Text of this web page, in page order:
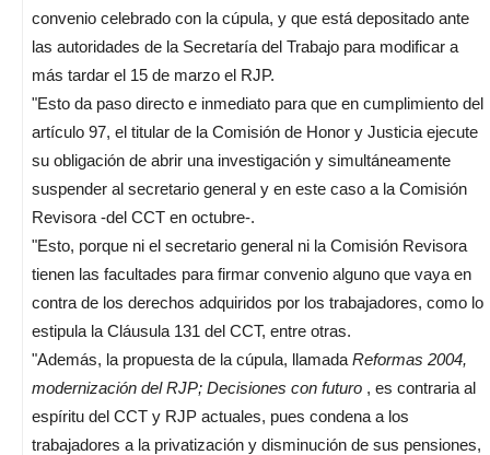
convenio celebrado con la cúpula, y que está depositado ante
las autoridades de la Secretaría del Trabajo para modificar a
más tardar el 15 de marzo el RJP.
"Esto da paso directo e inmediato para que en cumplimiento del
artículo 97, el titular de la Comisión de Honor y Justicia ejecute
su obligación de abrir una investigación y simultáneamente
suspender al secretario general y en este caso a la Comisión
Revisora -del CCT en octubre-.
"Esto, porque ni el secretario general ni la Comisión Revisora
tienen las facultades para firmar convenio alguno que vaya en
contra de los derechos adquiridos por los trabajadores, como lo
estipula la Cláusula 131 del CCT, entre otras.
"Además, la propuesta de la cúpula, llamada Reformas 2004,
modernización del RJP; Decisiones con futuro , es contraria al
espíritu del CCT y RJP actuales, pues condena a los
trabajadores a la privatización y disminución de sus pensiones,